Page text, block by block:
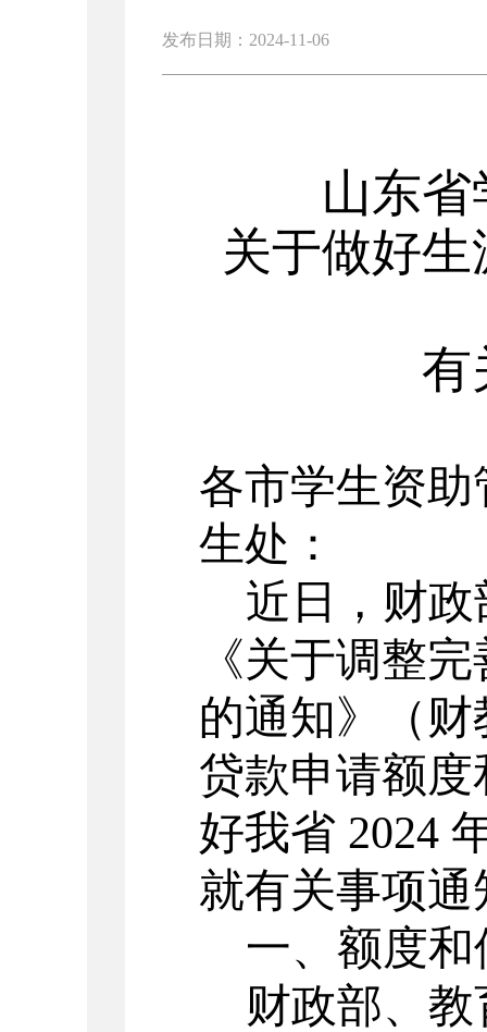
发布日期：2024-11-06
山东
关于做好
有
各市学生资
生处：
近日，财政
《关于调整
的通知》（财
贷款申请额
好我省 2024
就有关事项通
一、额度
财政部、